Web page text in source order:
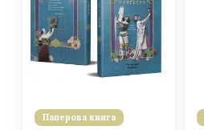
Паперова книга